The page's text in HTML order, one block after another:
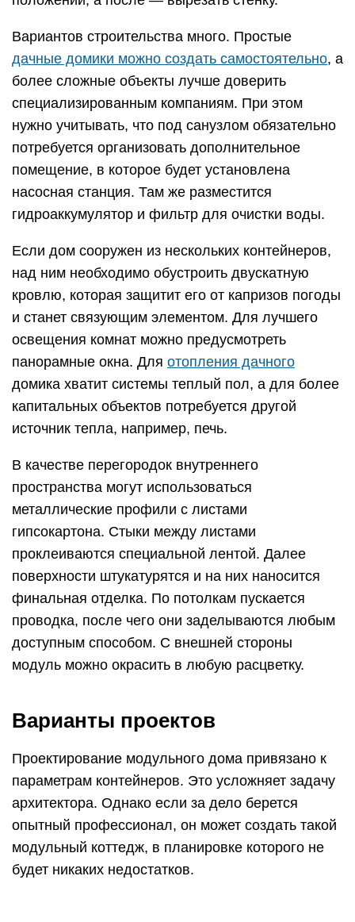
Вариантов строительства много. Простые
дачные домики можно создать самостоятельно, а
более сложные объекты лучше доверить
специализированным компаниям. При этом
нужно учитывать, что под санузлом обязательно
потребуется организовать дополнительное
помещение, в которое будет установлена
насосная станция. Там же разместится
гидроаккумулятор и фильтр для очистки воды.
Если дом сооружен из нескольких контейнеров,
над ним необходимо обустроить двускатную
кровлю, которая защитит его от капризов погоды
и станет связующим элементом. Для лучшего
освещения комнат можно предусмотреть
панорамные окна. Для отопления дачного
домика хватит системы теплый пол, а для более
капитальных объектов потребуется другой
источник тепла, например, печь.
В качестве перегородок внутреннего
пространства могут использоваться
металлические профили с листами
гипсокартона. Стыки между листами
проклеиваются специальной лентой. Далее
поверхности штукатурятся и на них наносится
финальная отделка. По потолкам пускается
проводка, после чего они заделываются любым
доступным способом. С внешней стороны
модуль можно окрасить в любую расцветку.
Варианты проектов
Проектирование модульного дома привязано к
параметрам контейнеров. Это усложняет задачу
архитектора. Однако если за дело берется
опытный профессионал, он может создать такой
модульный коттедж, в планировке которого не
будет никаких недостатков.